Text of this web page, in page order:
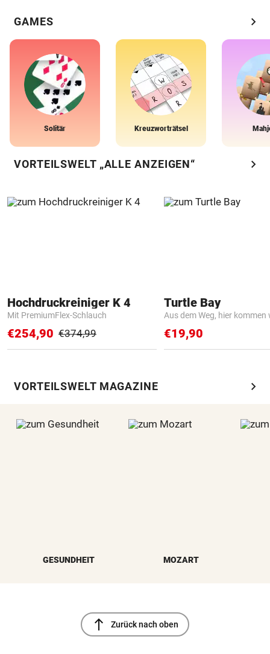
GAMES chevron_right
Solitär Kreuzworträtsel
VORTEILSWELT „ALLE ANZEIGEN“ chevron_right
Hochdruckreiniger K 4
Mit PremiumFlex-Schlauch
€254,90 €374,99
Turtle Bay
Aus dem Weg, hier kommen
€19,90
VORTEILSWELT MAGAZINE chevron_right
GESUNDHEIT MOZART
north Zurück nach oben